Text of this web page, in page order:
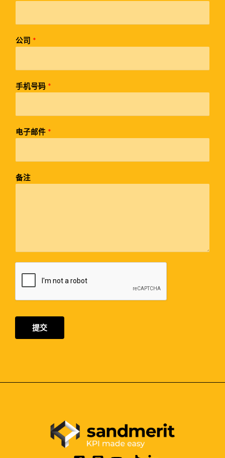
公司 *
手机号码 *
电子邮件 *
备注
提交